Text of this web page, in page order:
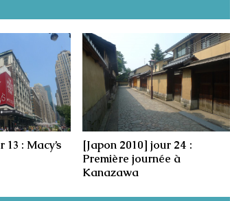
13 : Macy’s
[Japon 2010] jour 24 :
Première journée à
Kanazawa